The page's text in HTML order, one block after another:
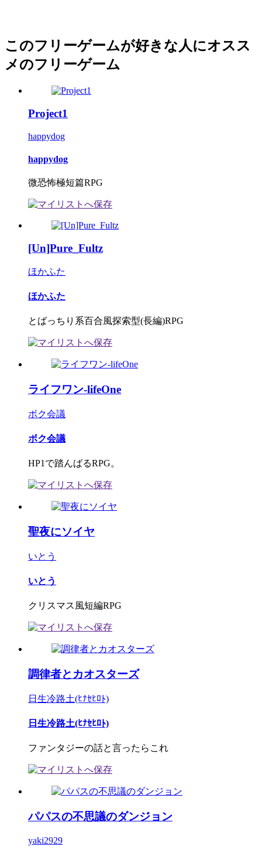
このフリーゲームが好きな人にオスス
メのフリーゲーム
Project1
happydog
happydog
微恐怖極短篇RPG
[Un]Pure_Fultz
ほかふた
ほかふた
とばっちり系百合風探索型(長編)RPG
ライフワン-lifeOne
ボク会議
ボク会議
HP1で踏んばるRPG。
聖夜にソイヤ
いとう
いとう
クリスマス風短編RPG
調律者とカオスターズ
日生冷路土(ﾋﾅｾﾋﾛﾄ)
日生冷路土(ﾋﾅｾﾋﾛﾄ)
ファンタジーの話と言ったらこれ
パパスの不思議のダンジョン
yaki2929